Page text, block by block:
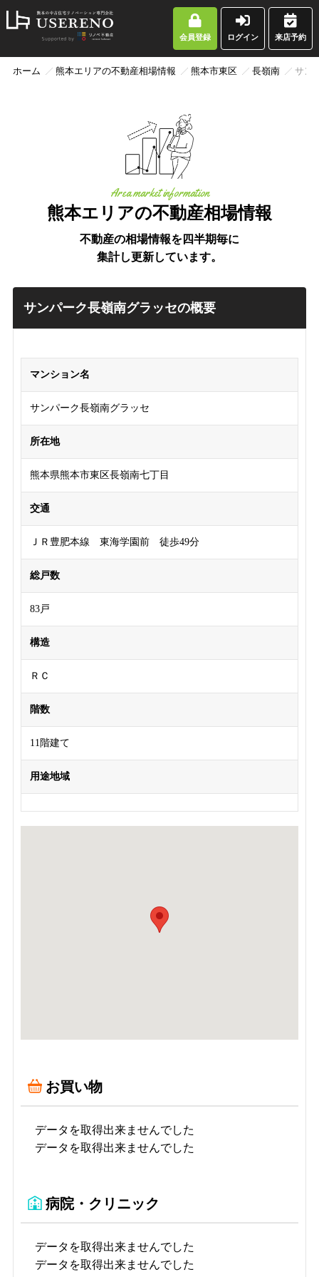
会員登録 ログイン 来店予約
ホーム 熊本エリアの不動産相場情報 熊本市東区 長嶺南 サン
熊本エリアの不動産相場情報
Area market information
不動産の相場情報を四半期毎に
集計し更新しています。
サンパーク長嶺南グラッセの概要
マンション名
サンパーク長嶺南グラッセ
所在地
熊本県熊本市東区長嶺南七丁目
交通
ＪＲ豊肥本線 東海学園前 徒歩49分
総戸数
83戸
構造
ＲＣ
階数
11階建て
用途地域
お買い物
データを取得出来ませんでした
データを取得出来ませんでした
病院・クリニック
データを取得出来ませんでした
データを取得出来ませんでした